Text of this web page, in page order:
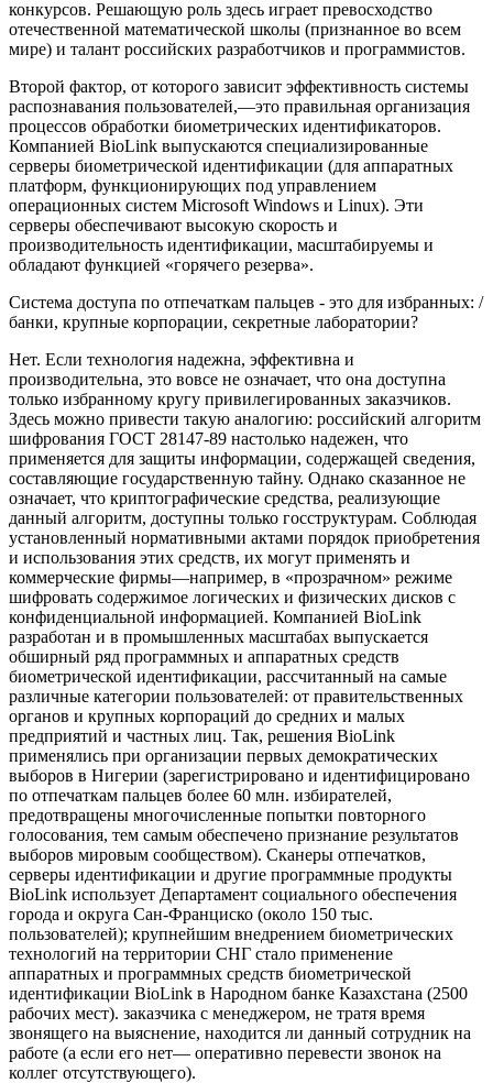
конкурсов. Решающую роль здесь играет превосходство
отечественной математической школы (признанное во всем
мире) и талант российских разработчиков и программистов.
Второй фактор, от которого зависит эффективность системы
распознавания пользователей,—это правильная организация
процессов обработки биометрических идентификаторов.
Компанией BioLink выпускаются специализированные
серверы биометрической идентификации (для аппаратных
платформ, функционирующих под управлением
операционных систем Microsoft Windows и Linux). Эти
серверы обеспечивают высокую скорость и
производительность идентификации, масштабируемы и
обладают функцией «горячего резерва».
Система доступа по отпечаткам пальцев - это для избранных: /
банки, крупные корпорации, секретные лаборатории?
Нет. Если технология надежна, эффективна и
производительна, это вовсе не означает, что она доступна
только избранному кругу привилегированных заказчиков.
Здесь можно привести такую аналогию: российский алгоритм
шифрования ГОСТ 28147-89 настолько надежен, что
применяется для защиты информации, содержащей сведения,
составляющие государственную тайну. Однако сказанное не
означает, что криптографические средства, реализующие
данный алгоритм, доступны только госструктурам. Соблюдая
установленный нормативными актами порядок приобретения
и использования этих средств, их могут применять и
коммерческие фирмы—например, в «прозрачном» режиме
шифровать содержимое логических и физических дисков с
конфиденциальной информацией. Компанией BioLink
разработан и в промышленных масштабах выпускается
обширный ряд программных и аппаратных средств
биометрической идентификации, рассчитанный на самые
различные категории пользователей: от правительственных
органов и крупных корпораций до средних и малых
предприятий и частных лиц. Так, решения BioLink
применялись при организации первых демократических
выборов в Нигерии (зарегистрировано и идентифицировано
по отпечаткам пальцев более 60 млн. избирателей,
предотвращены многочисленные попытки повторного
голосования, тем самым обеспечено признание результатов
выборов мировым сообществом). Сканеры отпечатков,
серверы идентификации и другие программные продукты
BioLink использует Департамент социального обеспечения
города и округа Сан-Франциско (около 150 тыс.
пользователей); крупнейшим внедрением биометрических
технологий на территории СНГ стало применение
аппаратных и программных средств биометрической
идентификации BioLink в Народном банке Казахстана (2500
рабочих мест). заказчика с менеджером, не тратя время
звонящего на выяснение, находится ли данный сотрудник на
работе (а если его нет— оперативно перевести звонок на
коллег отсутствующего).